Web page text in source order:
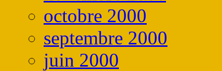
octobre 2000
septembre 2000
juin 2000